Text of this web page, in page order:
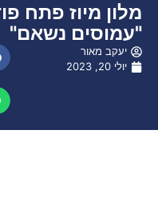
מלון מיוז פתח
"עמוסים נשאם"
יעקב מאור
יולי 20, 2023